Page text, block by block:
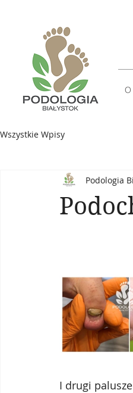
O
Wszystkie Wpisy
Podologia
I drugi